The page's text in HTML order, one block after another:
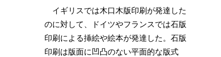
イギリスでは木口木版印刷が発達した
のに対して、ドイツやフランスでは石版
印刷による挿絵や絵本が発達した。石版
印刷は版面に凹凸のない平面的な版式